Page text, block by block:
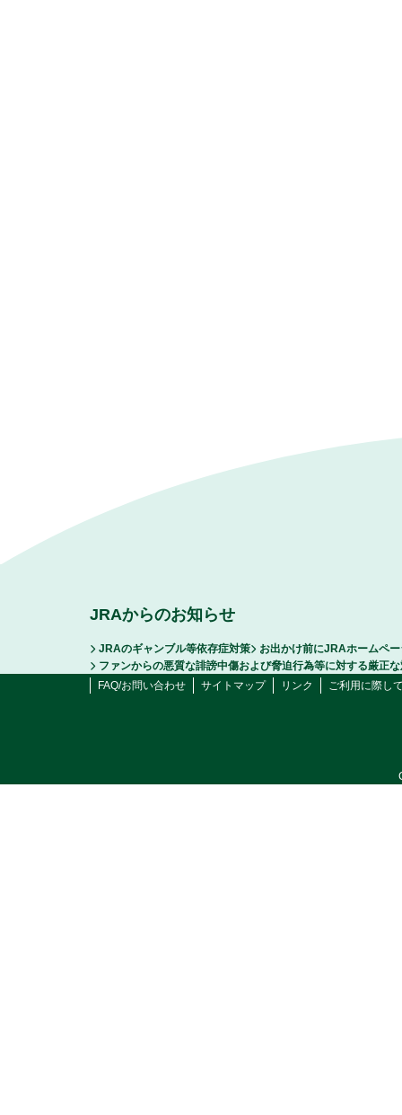
JRAからのお知らせ
JRAのギャンブル等依存症対策
お出かけ前にJRAホームペ
ファンからの悪質な誹謗中傷および脅迫行為等に対する厳正
FAQ/お問い合わせ
サイトマップ リンク ご利用に際し